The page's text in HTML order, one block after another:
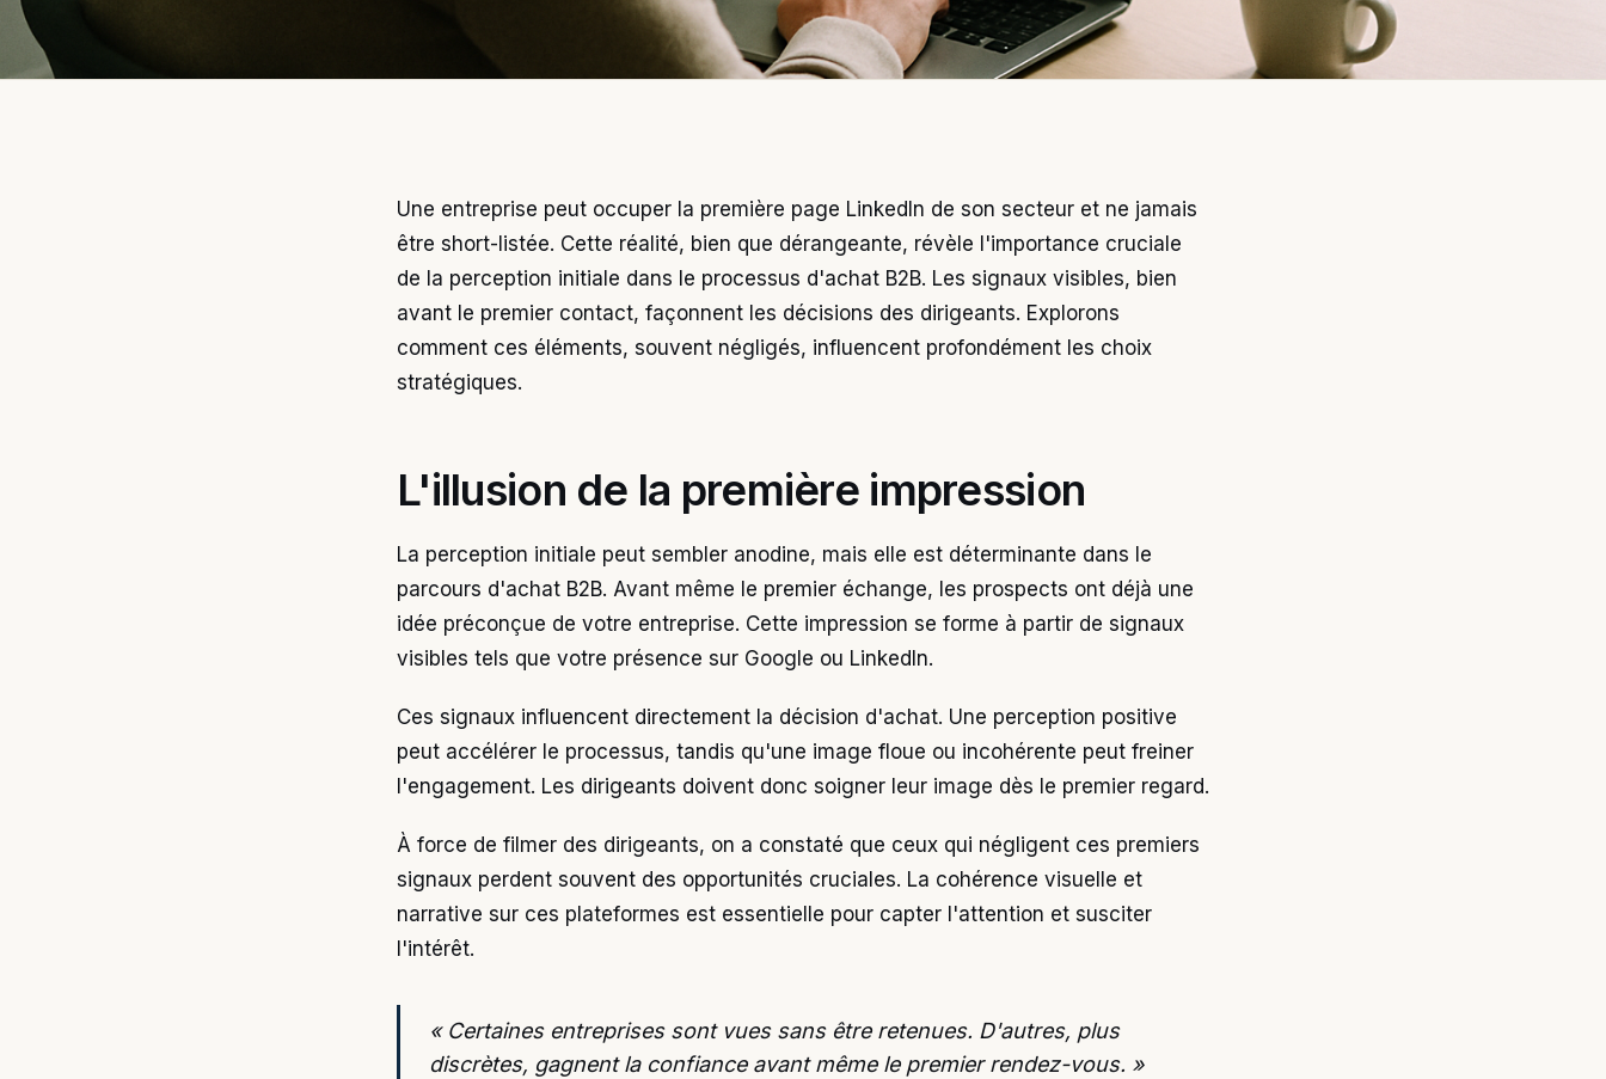
Une entreprise peut occuper la première page LinkedIn de son secteur et ne jamais
être short-listée. Cette réalité, bien que dérangeante, révèle l'importance cruciale
de la perception initiale dans le processus d'achat B2B. Les signaux visibles, bien
avant le premier contact, façonnent les décisions des dirigeants. Explorons
comment ces éléments, souvent négligés, influencent profondément les choix
stratégiques.
L'illusion de la première impression
La perception initiale peut sembler anodine, mais elle est déterminante dans le
parcours d'achat B2B. Avant même le premier échange, les prospects ont déjà une
idée préconçue de votre entreprise. Cette impression se forme à partir de signaux
visibles tels que votre présence sur Google ou LinkedIn.
Ces signaux influencent directement la décision d'achat. Une perception positive
peut accélérer le processus, tandis qu'une image floue ou incohérente peut freiner
l'engagement. Les dirigeants doivent donc soigner leur image dès le premier regard.
À force de filmer des dirigeants, on a constaté que ceux qui négligent ces premiers
signaux perdent souvent des opportunités cruciales. La cohérence visuelle et
narrative sur ces plateformes est essentielle pour capter l'attention et susciter
l'intérêt.
« Certaines entreprises sont vues sans être retenues. D'autres, plus
discrètes, gagnent la confiance avant même le premier rendez-vous. »